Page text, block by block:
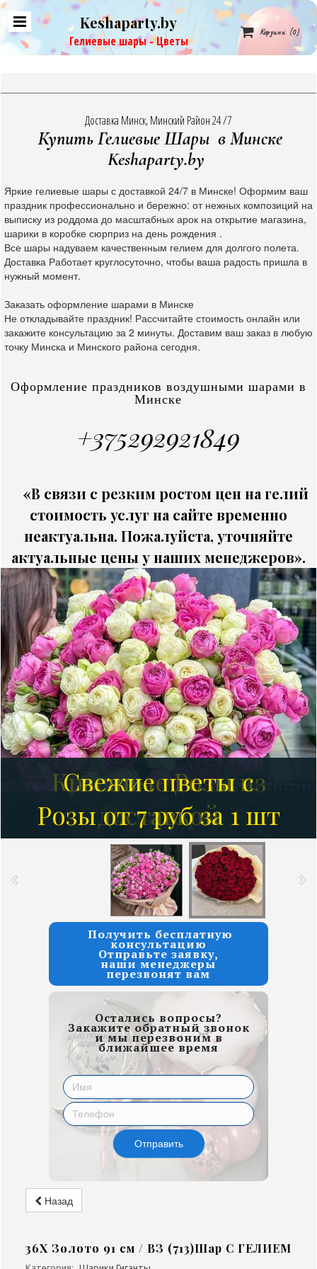
Keshaparty.by
Гелиевые шары - Цветы
 Корзина (0)
Доставка Минск, Минский Район 24 /7
Купить Гелиевые Шары в Минске
Keshaparty.by
Яркие гелиевые шары с доставкой 24/7 в Минске! Оформим ваш
праздник профессионально и бережно: от нежных композиций на
выписку из роддома до масштабных арок на открытие магазина,
шарики в коробке сюрприз на день рождения .
Все шары надуваем качественным гелием для долгого полета.
Доставка Работает круглосуточно, чтобы ваша радость пришла в
нужный момент.
Заказать оформление шарами в Минске
Не откладывайте праздник! Рассчитайте стоимость онлайн или
закажите консультацию за 2 минуты. Доставим ваш заказ в любую
точку Минска и Минского района сегодня.
Оформление праздников воздушными шарами в
Минске
+375292921849
«В связи с резким ростом цен на гелий
стоимость услуг на сайте временно
неактуальна. Пожалуйста, уточняйте
актуальные цены у наших менеджеров».
Красивые Розы из
Эквадора
Свежие цветы с
доставкой
Розы от 7 руб за 1 шт
Получить бесплатную
консультацию
Отправьте заявку,
наши менеджеры
перезвонят вам
Остались вопросы?
Закажите обратный звонок
и мы перезвоним в
ближайшее время
Отправить
Назад
36Х Золото 91 см / ВЗ (713)Шар С ГЕЛИЕМ